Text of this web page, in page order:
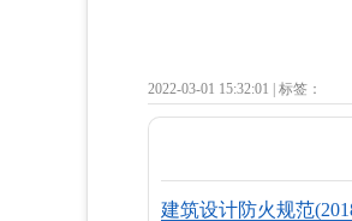
2022-03-01 15:32:01 | 标签：
建筑设计防火规范